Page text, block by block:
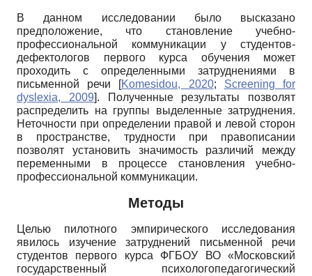
В данном исследовании было высказано
предположение, что становление учебно­
профессиональной коммуникации у студентов-
дефектологов первого курса обучения может
проходить с определенными затруднениями в
письменной речи [Komesidou, 2020; Screening for
dyslexia, 2009]. Полученные результаты позволят
распределить на группы выделенные затруднения.
Неточности при определении правой и левой сторон
в пространстве, трудности при правописании
позволят установить значимость различий между
переменными в процессе становления учебно-
профессиональной коммуникации.
Методы
Целью пилотного эмпирического исследования
явилось изучение затруднений письменной речи
студентов первого курса ФГБОУ ВО «Московский
государственный психолого­педагогический